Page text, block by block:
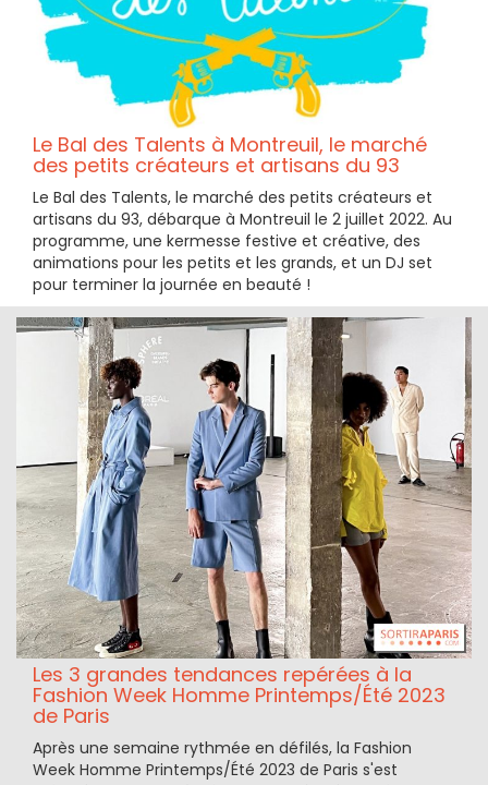
Le Bal des Talents à Montreuil, le marché
des petits créateurs et artisans du 93
Le Bal des Talents, le marché des petits créateurs et
artisans du 93, débarque à Montreuil le 2 juillet 2022. Au
programme, une kermesse festive et créative, des
animations pour les petits et les grands, et un DJ set
pour terminer la journée en beauté !
Les 3 grandes tendances repérées à la
Fashion Week Homme Printemps/Été 2023
de Paris
Après une semaine rythmée en défilés, la Fashion
Week Homme Printemps/Été 2023 de Paris s'est